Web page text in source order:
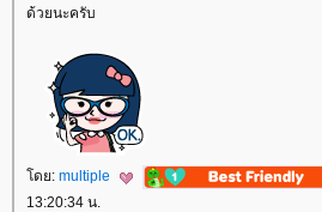
ด้วยนะครับ
ดย: multiple
13:20:34 น.